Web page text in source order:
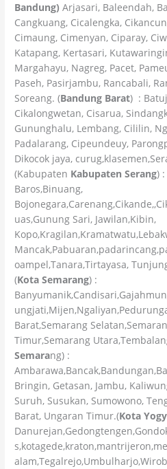
Bandung) Arjasari, Baleendah,
Cangkuang, Cicalengka,
Cimaung, Cimenyan, Ciparay,
Katapang, Kertasari,
Margahayu, Nagreg, Pacet,
Paseh, Pasirjambu, Rancabali,
Soreang. (Bandung Barat) :
Cikalongwetan, Cisarua,
Gununghalu, Lembang, Cililin,
Padalarang, Cipeundeuy,
Dikocok jaya,
(Kabupaten Kabupaten Serang)
Baros,Binuang,
uas,Gunung Sari, Jawilan,Kibin,
oampel,Tanara,Tirtayasa,
(Kota Semarang) :
Barat,Semarang
Timur,Semarang
Semarang) :
Bringin, Getasan, Jambu,
Suruh, Susukan, Sumowono,
Barat, Ungaran Timur.(Kota